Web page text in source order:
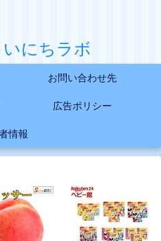
にちラボ
お問い合わせ先
広告ポリシー
情報